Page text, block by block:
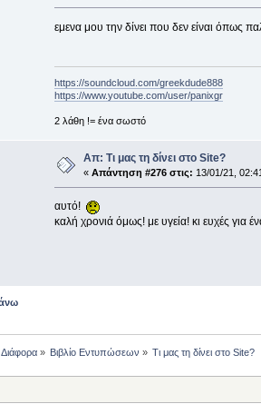
εμενα μου την δίνει που δεν είναι όπως
https://soundcloud.com/greekdude888
https://www.youtube.com/user/panixgr
2 λάθη != ένα σωστό
Απ: Τι μας τη δίνει στο Site?
« Απάντηση #276 στις: 13/01/21,
αυτό!
καλή χρονιά όμως! με υγεία! κι ευχές για
Διάφορα» Βιβλίο Εντυπώσεων » Τι μας τη δίνει στο Site?